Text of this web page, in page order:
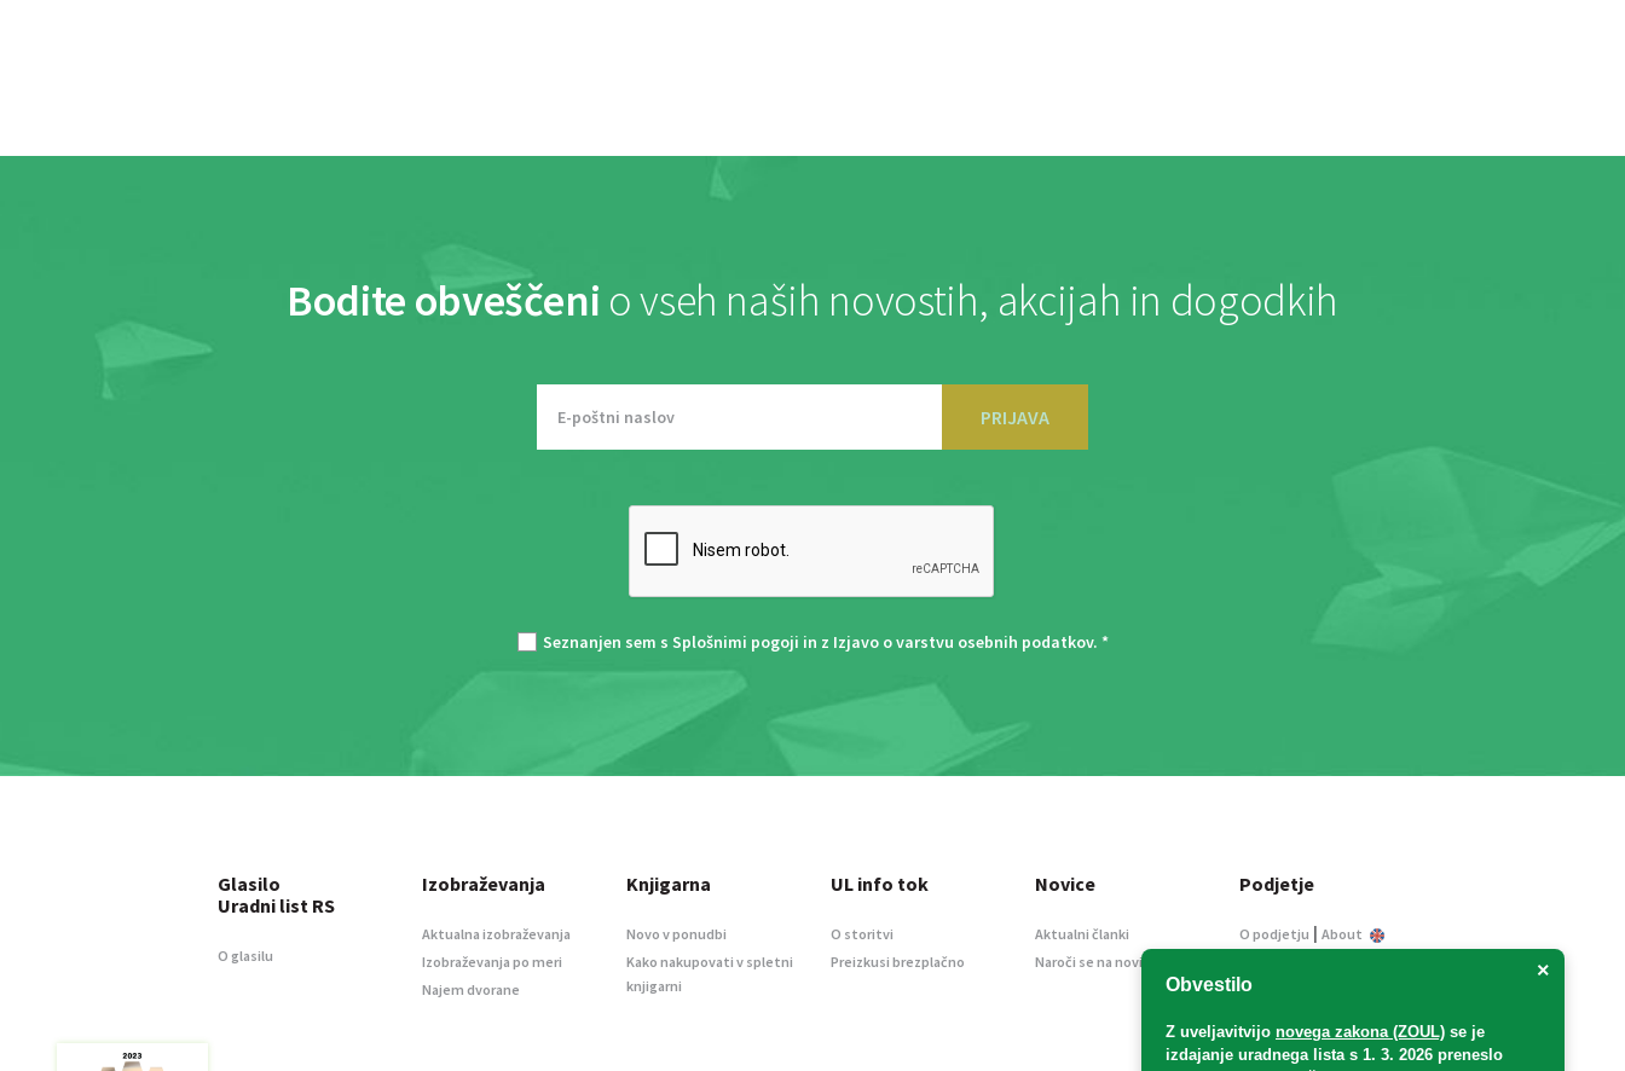
Bodite obveščeni o vseh naših novostih, akcijah in dogodkih
PRIJAVA
Seznanjen sem s Splošnimi pogoji in z Izjavo o varstvu osebnih podatkov. *
×
Obvestilo
Z uveljavitvijo novega zakona (ZOUL) se je
izdajanje uradnega lista s 1. 3. 2026 preneslo
Glasilo
Uradni list RS
O glasilu
Izobraževanja
Aktualna izobraževanja
Izobraževanja po meri
Najem dvorane
Knjigarna
Novo v ponudbi
Kako nakupovati v spletni
knjigarni
UL info tok
O storitvi
Preizkusi brezplačno
Novice
Aktualni članki
Naroči se na novice
Podjetje
O podjetju | About
Informacije javnega
Oglaševanje